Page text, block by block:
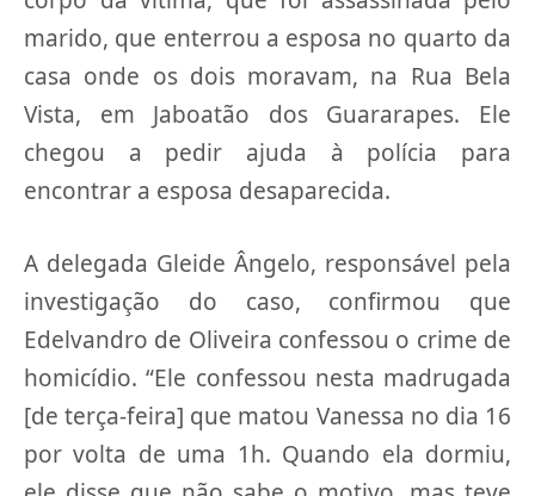
marido, que enterrou a esposa no quarto da
casa onde os dois moravam, na Rua Bela
Vista, em Jaboatão dos Guararapes. Ele
chegou a pedir ajuda à polícia para
encontrar a esposa desaparecida.
A delegada Gleide Ângelo, responsável pela
investigação do caso, confirmou que
Edelvandro de Oliveira confessou o crime de
homicídio. “Ele confessou nesta madrugada
[de terça-feira] que matou Vanessa no dia 16
por volta de uma 1h. Quando ela dormiu,